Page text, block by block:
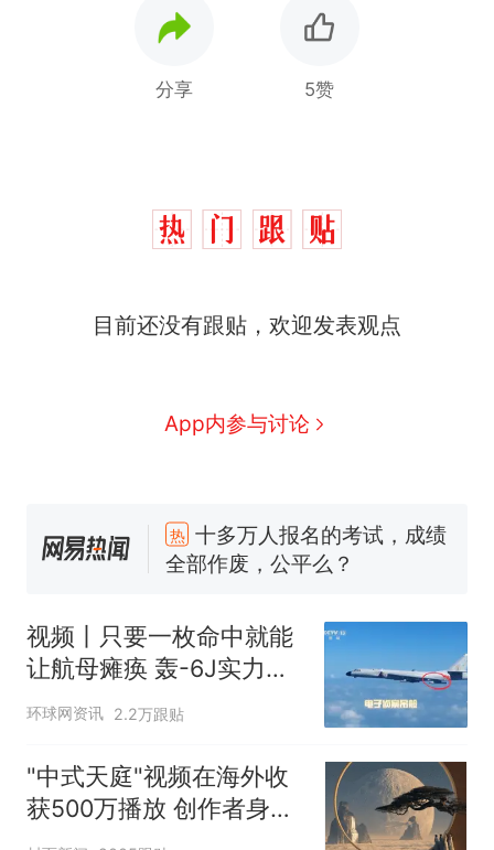
分享 5赞
目前还没有跟贴，欢迎发表观点
App内参与讨论
热 十多万人报名的考试，成绩
全部作废，公平么？
家，刚改国名，总统就邀请中
国大使骑行绕了几乎整个国境
线一圈，还曾两次到中国寻根
搬家报价570元，搬到楼下交
5060元才肯搬上楼！女子傻眼
了……
视频丨只要一枚命中就能让航
空调24小时开着反而更省电？
电力部门回应
5万的小车卖不动，40万以上
视频丨只要一枚命中就能
让航母瘫痪 轰-6J实力有
多强？
环球网资讯 2.2万跟贴
"中式天庭"视频在海外收
获500万播放 创作者身份
披露